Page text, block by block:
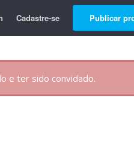
Cadastre-se Publicar
e ter sido convidado.